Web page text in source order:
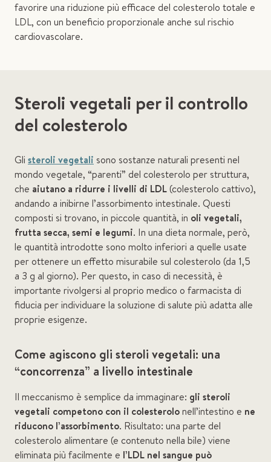
favorire una riduzione più efficace del colesterolo totale e
LDL, con un beneficio proporzionale anche sul rischio
cardiovascolare.
Steroli vegetali per il controllo
del colesterolo
Gli steroli vegetali sono sostanze naturali presenti nel
mondo vegetale, “parenti” del colesterolo per struttura,
che aiutano a ridurre i livelli di LDL(colesterolo cattivo),
andando a inibirne l’assorbimento intestinale. Questi
composti si trovano, in piccole quantità, in oli vegetali,
frutta secca, semi e legumi. In una dieta normale, però,
le quantità introdotte sono molto inferiori a quelle usate
per ottenere un effetto misurabile sul colesterolo (da 1,5
a 3 g al giorno). Per questo, in caso di necessità, è
importante rivolgersi al proprio medico o farmacista di
fiducia per individuare la soluzione di salute più adatta alle
proprie esigenze.
Come agiscono gli steroli vegetali: una
“concorrenza” a livello intestinale
Il meccanismo è semplice da immaginare: gli steroli
vegetali competono con il colesterolonell’intestino e ne
riducono l’assorbimento. Risultato: una parte del
colesterolo alimentare (e contenuto nella bile) viene
eliminata più facilmente e l’LDL nel sangue può